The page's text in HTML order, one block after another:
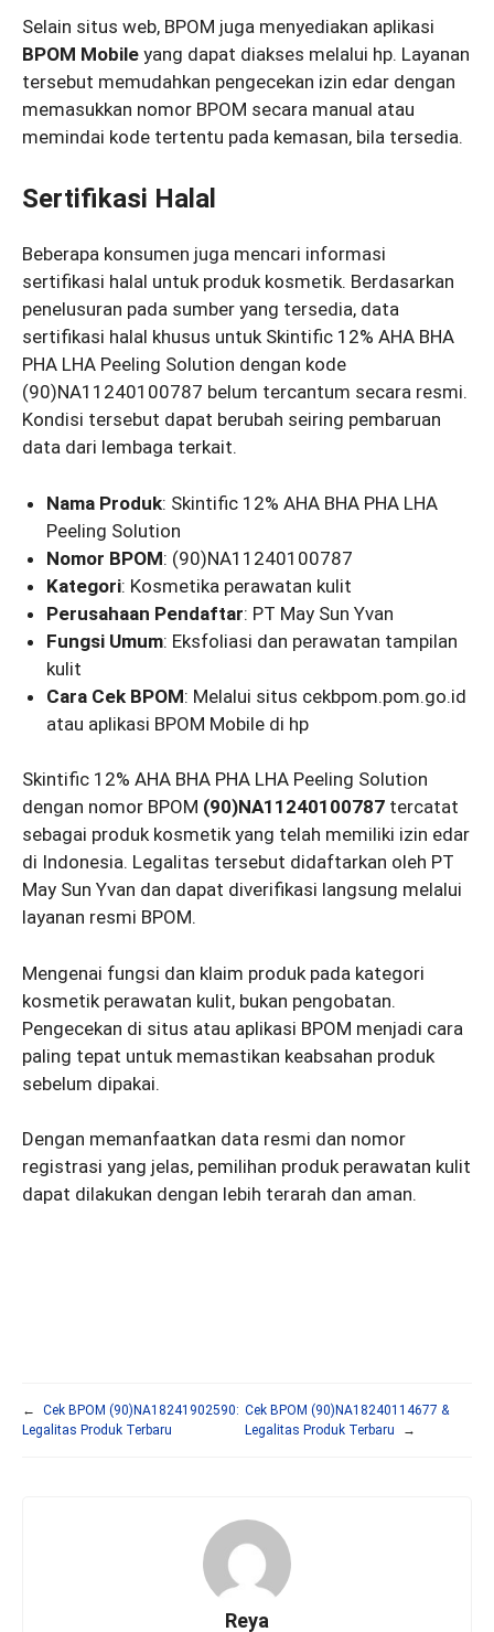
Selain situs web, BPOM juga menyediakan aplikasi
BPOM Mobile yang dapat diakses melalui hp. Layanan
tersebut memudahkan pengecekan izin edar dengan
memasukkan nomor BPOM secara manual atau
memindai kode tertentu pada kemasan, bila tersedia.
Sertifikasi Halal
Beberapa konsumen juga mencari informasi
sertifikasi halal untuk produk kosmetik. Berdasarkan
penelusuran pada sumber yang tersedia, data
sertifikasi halal khusus untuk Skintific 12% AHA BHA
PHA LHA Peeling Solution dengan kode
(90)NA11240100787 belum tercantum secara resmi.
Kondisi tersebut dapat berubah seiring pembaruan
data dari lembaga terkait.
Nama Produk: Skintific 12% AHA BHA PHA LHA
Peeling Solution
Nomor BPOM: (90)NA11240100787
Kategori: Kosmetika perawatan kulit
Perusahaan Pendaftar: PT May Sun Yvan
Fungsi Umum: Eksfoliasi dan perawatan tampilan
kulit
Cara Cek BPOM: Melalui situs cekbpom.pom.go.id
atau aplikasi BPOM Mobile di hp
Skintific 12% AHA BHA PHA LHA Peeling Solution
dengan nomor BPOM (90)NA11240100787 tercatat
sebagai produk kosmetik yang telah memiliki izin edar
di Indonesia. Legalitas tersebut didaftarkan oleh PT
May Sun Yvan dan dapat diverifikasi langsung melalui
layanan resmi BPOM.
Mengenai fungsi dan klaim produk pada kategori
kosmetik perawatan kulit, bukan pengobatan.
Pengecekan di situs atau aplikasi BPOM menjadi cara
paling tepat untuk memastikan keabsahan produk
sebelum dipakai.
Dengan memanfaatkan data resmi dan nomor
registrasi yang jelas, pemilihan produk perawatan kulit
dapat dilakukan dengan lebih terarah dan aman.
←
Cek BPOM (90)NA18241902590:
Legalitas Produk Terbaru
Cek BPOM (90)NA18240114677 &
Legalitas Produk Terbaru
→
Reya